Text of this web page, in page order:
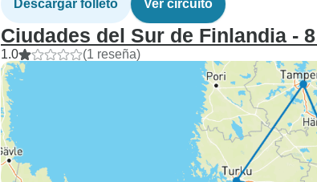
Descargar folleto Ver circuito
Ciudades del Sur de Finlandia -
1.0 (1 reseña)